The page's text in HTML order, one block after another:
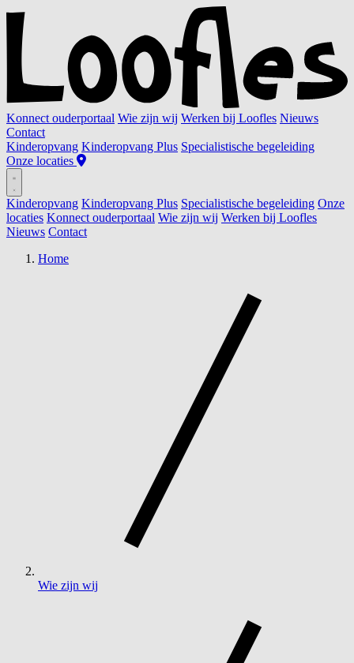
Konnect ouderportaal Wie zijn wij Werken bij Loofles Nieuws
Contact
Kinderopvang Kinderopvang Plus Specialistische begeleiding
Onze locaties
Kinderopvang Kinderopvang Plus Specialistische begeleiding Onze
locaties Konnect ouderportaal Wie zijn wij Werken bij Loofles
Nieuws Contact
Home
Wie zijn wij